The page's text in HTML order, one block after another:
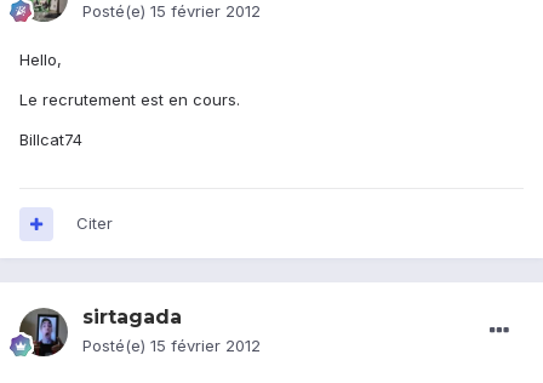
Posté(e) 15 février 2012
Hello,
Le recrutement est en cours.
Billcat74
Citer
sirtagada
Posté(e) 15 février 2012